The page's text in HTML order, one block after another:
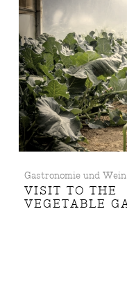
Gastronomie und Wein
VISIT TO THE
VEGETABLE